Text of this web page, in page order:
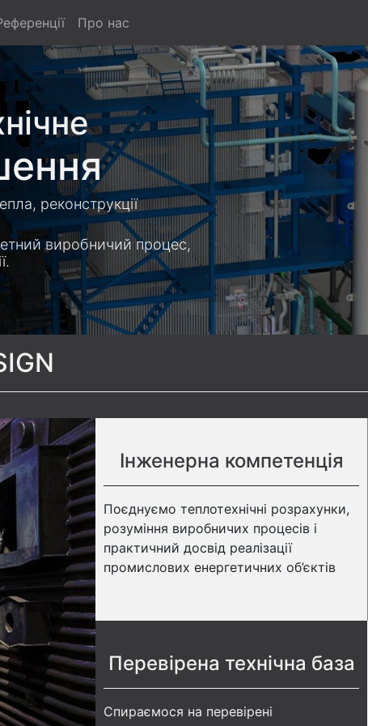
Про нас
реконструкції
виробничий процес,
Інженерна компетенція
Поєднуємо теплотехнічні розрахунки,
розуміння виробничих процесів і
практичний досвід реалізації
промислових енергетичних об’єктів
Перевірена технічна база
Спираємося на перевірені